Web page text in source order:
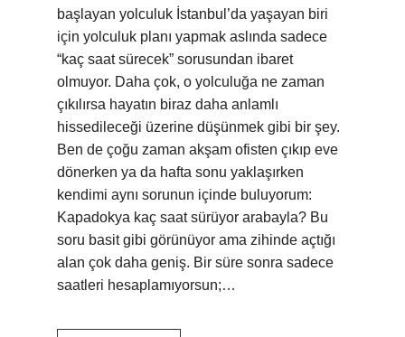
başlayan yolculuk İstanbul’da yaşayan biri
için yolculuk planı yapmak aslında sadece
“kaç saat sürecek” sorusundan ibaret
olmuyor. Daha çok, o yolculuğa ne zaman
çıkılırsa hayatın biraz daha anlamlı
hissedileceği üzerine düşünmek gibi bir şey.
Ben de çoğu zaman akşam ofisten çıkıp eve
dönerken ya da hafta sonu yaklaşırken
kendimi aynı sorunun içinde buluyorum:
Kapadokya kaç saat sürüyor arabayla? Bu
soru basit gibi görünüyor ama zihinde açtığı
alan çok daha geniş. Bir süre sonra sadece
saatleri hesaplamıyorsun;…